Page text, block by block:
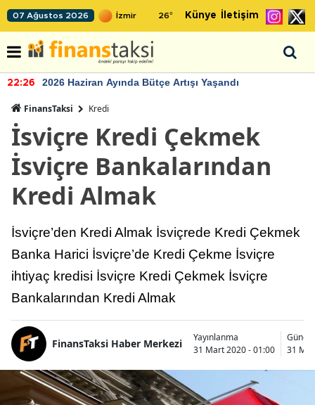
07 Ağustos 2026 26° Künye İletişim
22:26 2026 Haziran Ayında Bütçe Artışı Yaşandı
FinansTaksi Kredi
İsviçre Kredi Çekmek
İsviçre Bankalarından
Kredi Almak
İsviçre’den Kredi Almak İsviçrede Kredi Çekmek
Banka Harici İsviçre’de Kredi Çekme İsviçre
ihtiyaç kredisi İsviçre Kredi Çekmek İsviçre
Bankalarından Kredi Almak
FinansTaksi Haber Merkezi
Yayınlanma
31 Mart 2020 - 01:00
31